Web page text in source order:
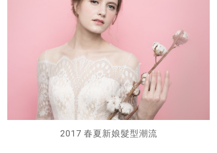
2017 春夏新娘髮型潮流